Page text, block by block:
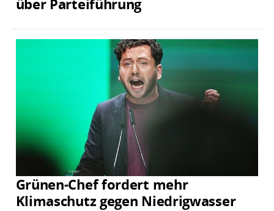
über Parteiführung
Grünen-Chef fordert mehr
Klimaschutz gegen Niedrigwasser